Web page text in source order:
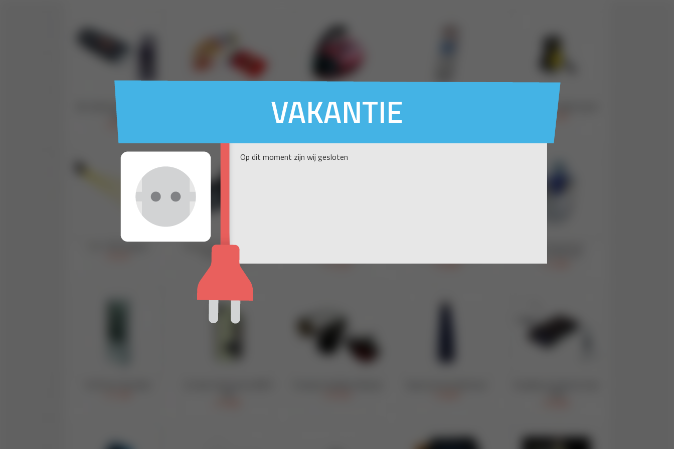
VAKANTIE
Op dit moment zijn wij gesloten